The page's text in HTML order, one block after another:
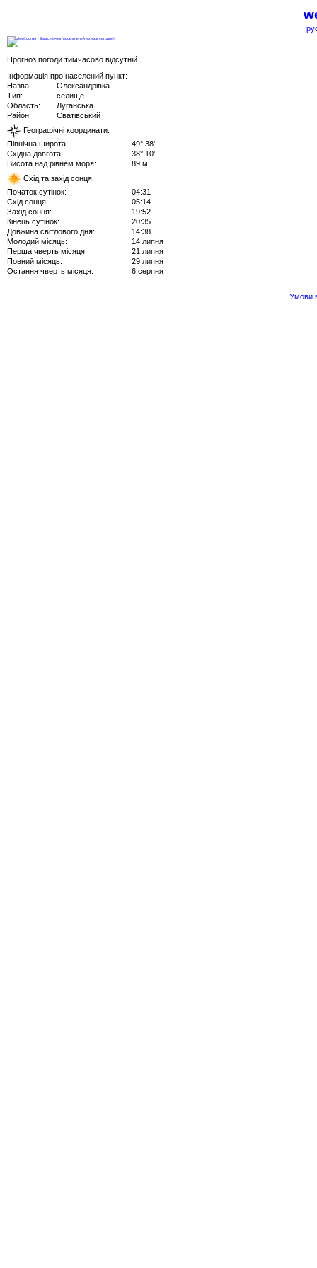
Прогноз погоди тимчасово відсутній.
Інформація про населений пункт:
Назва:
Олександрівка
Тип:
селище
Область:
Луганська
Район:
Сватівський
Географічні координати:
Північна широта:
49° 38'
Східна довгота:
38° 10'
Висота над рівнем моря:
89 м
Схід та захід сонця:
Початок сутінок:
04:31
Схід сонця:
05:14
Захід сонця:
19:52
Кінець сутінок:
20:35
Довжина світлового дня:
14:38
Молодий місяць:
14 липня
Перша чверть місяця:
21 липня
Повний місяць:
29 липня
Остання чверть місяця:
6 серпня
Умови